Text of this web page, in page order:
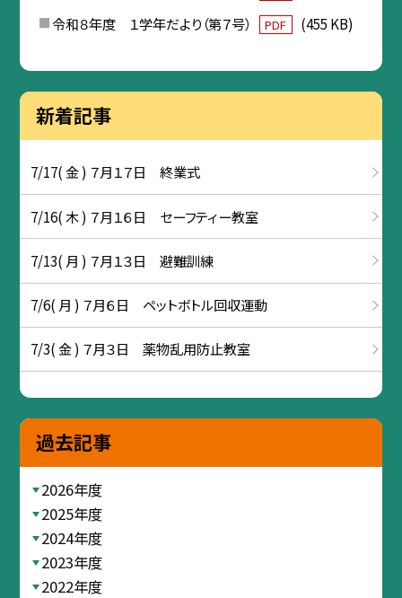
令和８年度 １学年だより（第７号）
PDF (455 KB)
新着記事
7/17( 金 ) ７月１７日 終業式
7/16( 木 ) ７月１６日 セーフティー教室
7/13( 月 ) ７月１３日 避難訓練
7/6( 月 ) ７月６日 ペットボトル回収運動
7/3( 金 ) ７月３日 薬物乱用防止教室
過去記事
2026年度
2025年度
2024年度
2023年度
2022年度